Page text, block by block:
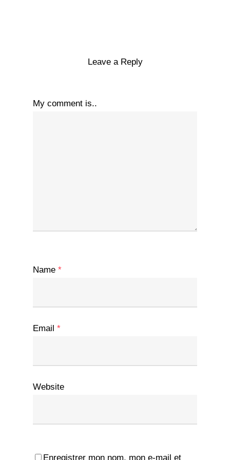
Leave a Reply
My comment is..
Name *
Email *
Website
Enregistrer mon nom, mon e-mail et